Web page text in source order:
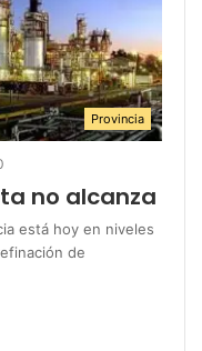
Provincia
no alcanza
está hoy en niveles
de